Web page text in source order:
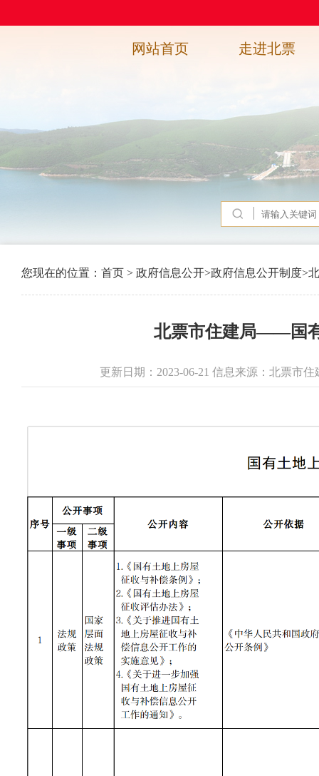
网站首页 走进北票
您现在的位置： 首页 > 政府信息公开>政府信息公开制度>
北票市住建局——国
更新日期：2023-06-21 信息来源：北票市